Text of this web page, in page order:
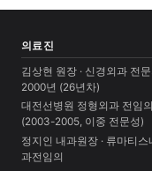
의료진
김상현 원장 · 신경외과 전문
2000년 (26년차)
대전선병원 정형외과 전임
(2003-2005, 이중 전문성)
정지인 내과원장 · 류마티스
과전임의